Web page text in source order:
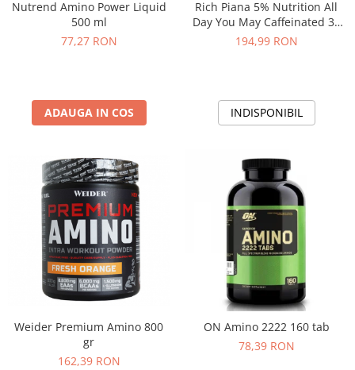
Nutrend Amino Power Liquid
500 ml
77,27 RON
ADAUGA IN COS
Rich Piana 5% Nutrition All
Day You May Caffeinated 30
serv
194,99 RON
INDISPONIBIL
Weider Premium Amino 800
gr
162,39 RON
ON Amino 2222 160 tab
78,39 RON